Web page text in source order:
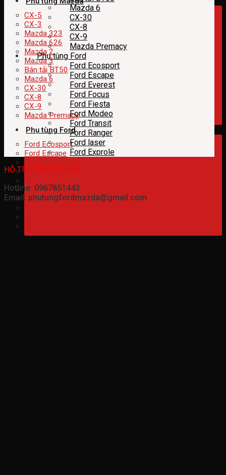
CX-5
CX-3
Mazda 323
Mazda 626
Mazda 2
Mazda 3
Bán tải BT50
Mazda 6
CX-30
CX-8
CX-9
Mazda Premacy
Phụ tùng Ford
Ford Ecosport
Ford Escape
Ford Focus
Ford Modeo
Ford Transit
Mazda 6
CX-30
CX-8
CX-9
Mazda Premacy
Phụ tùng Ford
Ford Ecosport
Ford Escape
Ford Everest
Ford Focus
Ford Fiesta
Ford Modeo
Ford Transit
Ford Ranger
Ford laser
Ford Exprole
HỖ TRỢ TRỰC TUYẾN
Hotline: 0967851443
Email: phutungfordmazda@gmail.com